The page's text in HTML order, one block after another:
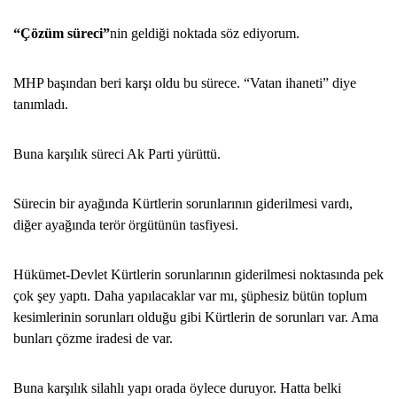
“Çözüm süreci”nin geldiği noktada söz ediyorum.
MHP başından beri karşı oldu bu sürece. “Vatan ihaneti” diye
tanımladı.
Buna karşılık süreci Ak Parti yürüttü.
Sürecin bir ayağında Kürtlerin sorunlarının giderilmesi vardı,
diğer ayağında terör örgütünün tasfiyesi.
Hükümet-Devlet Kürtlerin sorunlarının giderilmesi noktasında pek
çok şey yaptı. Daha yapılacaklar var mı, şüphesiz bütün toplum
kesimlerinin sorunları olduğu gibi Kürtlerin de sorunları var. Ama
bunları çözme iradesi de var.
Buna karşılık silahlı yapı orada öylece duruyor. Hatta belki